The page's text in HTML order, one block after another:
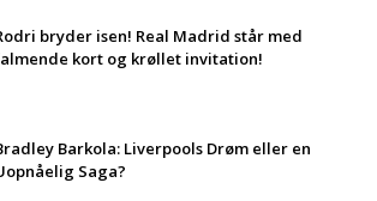
bryder isen! Real Madrid står med
kort og krøllet invitation!
Barkola: Liverpools Drøm eller en
Saga?